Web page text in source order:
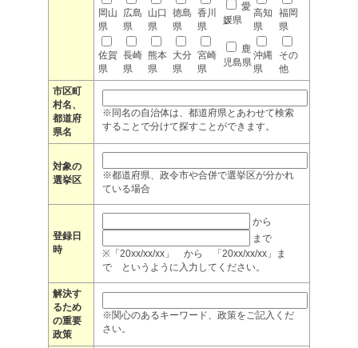
岡山
県
広島
県
山口
県
徳島
県
香川
県
愛
媛県
高知
県
福岡
県
佐賀
県
長崎
県
熊本
県
大分
県
宮崎
県
鹿
児島県
沖縄
県
その
他
市区町
村名、
都道府
県名
※同名の自治体は、都道府県とあわせて検索
することで分けて探すことができます。
対象の
選挙区
※都道府県、政令市や合併で選挙区が分かれ
ている場合
登録日
時
から
まで
※「20xx/xx/xx」 から 「20xx/xx/xx」ま
で というように入力してください。
解決す
るため
の重要
政策
※関心のあるキーワード、政策をご記入くだ
さい。